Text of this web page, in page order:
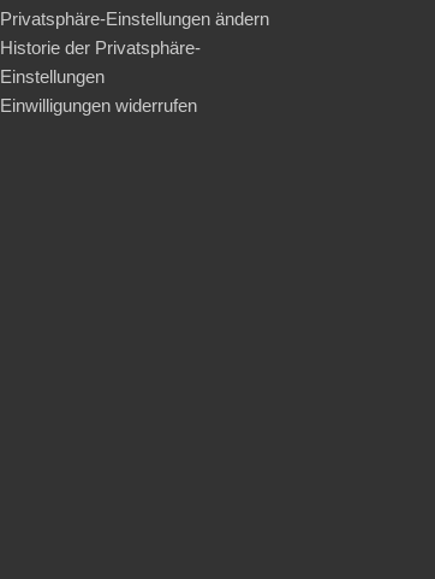
Privatsphäre-Einstellungen ändern
Historie der Privatsphäre-
Einstellungen
Einwilligungen widerrufen